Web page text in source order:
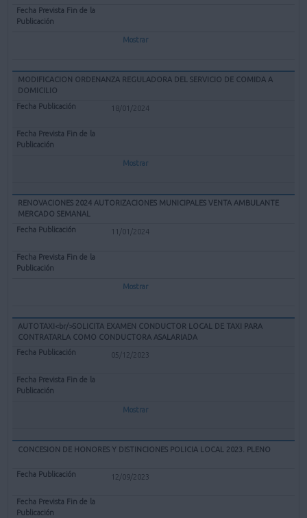
Mostrar
MODIFICACION ORDENANZA REGULADORA DEL SERVICIO DE COMIDA A
DOMICILIO
18/01/2024
Mostrar
RENOVACIONES 2024 AUTORIZACIONES MUNICIPALES VENTA AMBULANTE
MERCADO SEMANAL
11/01/2024
Mostrar
AUTOTAXI<br/>SOLICITA EXAMEN CONDUCTOR LOCAL DE TAXI PARA
CONTRATARLA COMO CONDUCTORA ASALARIADA
05/12/2023
Mostrar
CONCESION DE HONORES Y DISTINCIONES POLICIA LOCAL 2023. PLENO
12/09/2023